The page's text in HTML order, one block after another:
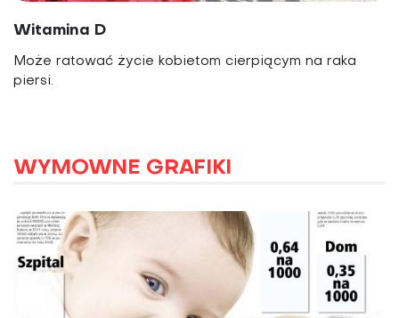
Witamina D
Może ratować życie kobietom cierpiącym na raka
piersi.
WYMOWNE GRAFIKI